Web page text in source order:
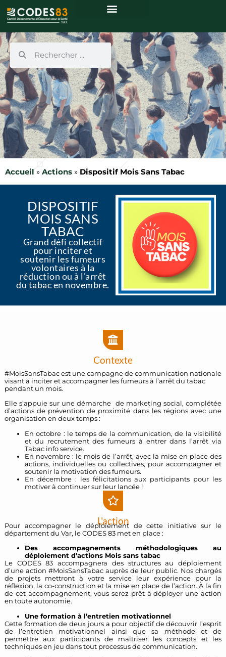
Accueil » Actions » Dispositif Mois Sans Tabac
DISPOSITIF
MOIS SANS
TABAC
Grand défi collectif
pour inciter et
soutenir les fumeurs
volontaires à la
réduction ou à l'arrêt
du tabac en novembre.
Contexte
#MoisSansTabac est une campagne de communication nationale
visant à inciter et accompagner les fumeurs à l’arrêt du tabac
pendant un mois.
Elle s’appuie sur une démarche de marketing social, complétée
d’actions de prévention de proximité dans les régions avec une
organisation en deux temps :
En octobre : le temps de la communication, de la visibilité
et du recrutement des fumeurs à entrer dans l’arrêt via
Tabac info service.
En novembre : le mois de l’arrêt, avec la mise en place des
actions, individuelles ou collectives, pour accompagner et
soutenir la motivation des fumeurs.
En décembre : les félicitations aux participants pour les
motiver à continuer sur leur lancée !
L'action
Pour accompagner le déploiement de cette initiative sur le
département du Var, le CODES 83 met en place :
Des accompagnements méthodologiques au
déploiement d’actions Mois sans tabac
Le CODES 83 accompagnera des structures au déploiement
d’une action #MoisSansTabac auprès de leur public. Nos chargés
de projets mettront à votre service leur expérience pour la
réflexion, la co-construction et la mise en place de l’action. À la fin
de cet accompagnement, vous serez prêt à déployer une action
en toute autonomie.
Une formation à l’entretien motivationnel
Cette formation de deux jours a pour objectif de découvrir l’esprit
de l’entretien motivationnel ainsi que sa méthode et de
permettre aux participants de maîtriser les concepts et les
techniques en jeu dans tout processus de communication.